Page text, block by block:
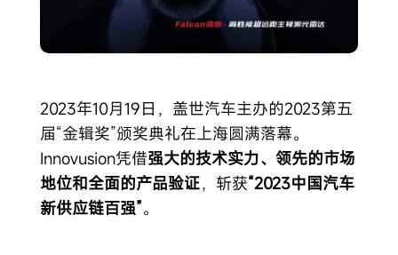
2023年10月19日，盖世汽车主办的2023第五
届“金辑奖”颁奖典礼在上海圆满落幕。
Innovusion凭借强大的技术实力、领先的市场
地位和全面的产品验证，斩获“2023中国汽车
新供应链百强”。